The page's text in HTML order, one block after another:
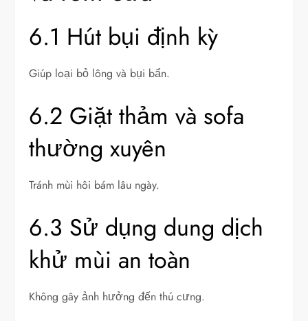
6.1 Hút bụi định kỳ
Giúp loại bỏ lông và bụi bẩn.
6.2 Giặt thảm và sofa
thường xuyên
Tránh mùi hôi bám lâu ngày.
6.3 Sử dụng dung dịch
khử mùi an toàn
Không gây ảnh hưởng đến thú cưng.